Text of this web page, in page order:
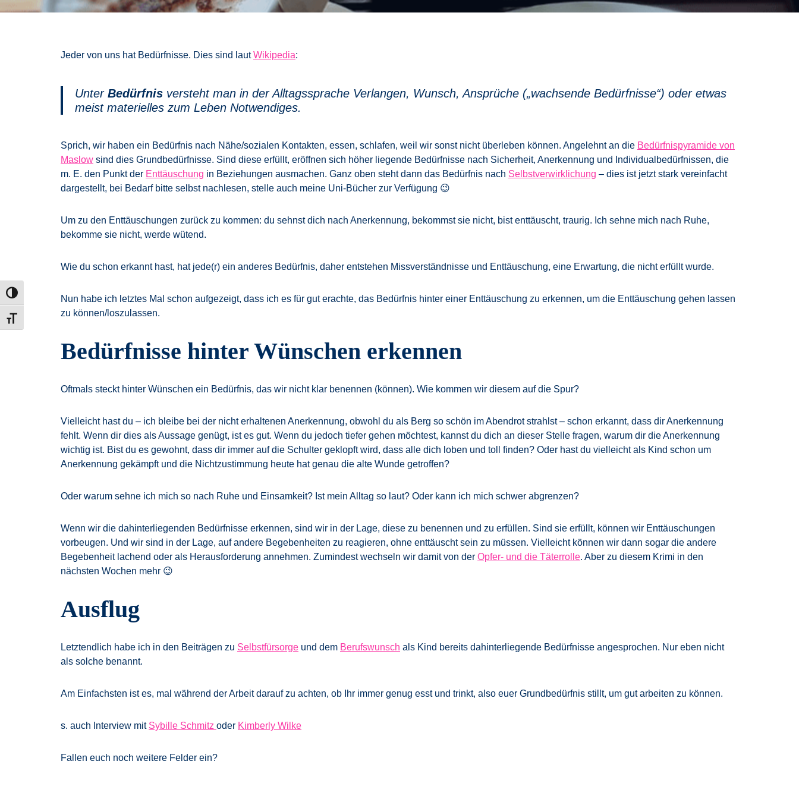
Umschalten auf hohe Kontraste
Schrift vergrößern
Jeder von uns hat Bedürfnisse. Dies sind lautWikipedia:
Unter Bedürfnis versteht man in der Alltagssprache Verlangen, Wunsch, Ansprüche („wachsende Bedürfnisse“) oder etwas
meist materielles zum Leben Notwendiges.
Sprich, wir haben ein Bedürfnis nach Nähe/sozialen Kontakten, essen, schlafen, weil wir sonst nicht überleben können. Angelehnt an die Bedürfnispyramide von
Maslow sind dies Grundbedürfnisse. Sind diese erfüllt, eröffnen sich höher liegende Bedürfnisse nach Sicherheit, Anerkennung und Individualbedürfnissen, die
m. E. den Punkt der Enttäuschung in Beziehungen ausmachen. Ganz oben steht dann das Bedürfnis nach Selbstverwirklichung – dies ist jetzt stark vereinfacht
dargestellt, bei Bedarf bitte selbst nachlesen, stelle auch meine Uni-Bücher zur Verfügung 😉
Um zu den Enttäuschungen zurück zu kommen: du sehnst dich nach Anerkennung, bekommst sie nicht, bist enttäuscht, traurig. Ich sehne mich nach Ruhe,
bekomme sie nicht, werde wütend.
Wie du schon erkannt hast, hat jede(r) ein anderes Bedürfnis, daher entstehen Missverständnisse und Enttäuschung, eine Erwartung, die nicht erfüllt wurde.
Nun habe ich letztes Mal schon aufgezeigt, dass ich es für gut erachte, das Bedürfnis hinter einer Enttäuschung zu erkennen, um die Enttäuschung gehen lassen
zu können/loszulassen.
Bedürfnisse hinter Wünschen erkennen
Oftmals steckt hinter Wünschen ein Bedürfnis, das wir nicht klar benennen (können). Wie kommen wir diesem auf die Spur?
Vielleicht hast du – ich bleibe bei der nicht erhaltenen Anerkennung, obwohl du als Berg so schön im Abendrot strahlst – schon erkannt, dass dir Anerkennung
fehlt. Wenn dir dies als Aussage genügt, ist es gut. Wenn du jedoch tiefer gehen möchtest, kannst du dich an dieser Stelle fragen, warum dir die Anerkennung
wichtig ist. Bist du es gewohnt, dass dir immer auf die Schulter geklopft wird, dass alle dich loben und toll finden? Oder hast du vielleicht als Kind schon um
Anerkennung gekämpft und die Nichtzustimmung heute hat genau die alte Wunde getroffen?
Oder warum sehne ich mich so nach Ruhe und Einsamkeit? Ist mein Alltag so laut? Oder kann ich mich schwer abgrenzen?
Wenn wir die dahinterliegenden Bedürfnisse erkennen, sind wir in der Lage, diese zu benennen und zu erfüllen. Sind sie erfüllt, können wir Enttäuschungen
vorbeugen. Und wir sind in der Lage, auf andere Begebenheiten zu reagieren, ohne enttäuscht sein zu müssen. Vielleicht können wir dann sogar die andere
Begebenheit lachend oder als Herausforderung annehmen. Zumindest wechseln wir damit von der Opfer- und die Täterrolle. Aber zu diesem Krimi in den
nächsten Wochen mehr 😉
Ausflug
Letztendlich habe ich in den Beiträgen zu Selbstfürsorge und dem Berufswunsch als Kind bereits dahinterliegende Bedürfnisse angesprochen. Nur eben nicht
als solche benannt.
Am Einfachsten ist es, mal während der Arbeit darauf zu achten, ob Ihr immer genug esst und trinkt, also euer Grundbedürfnis stillt, um gut arbeiten zu können.
s. auch Interview mit Sybille Schmitz oder Kimberly Wilke
Fallen euch noch weitere Felder ein?